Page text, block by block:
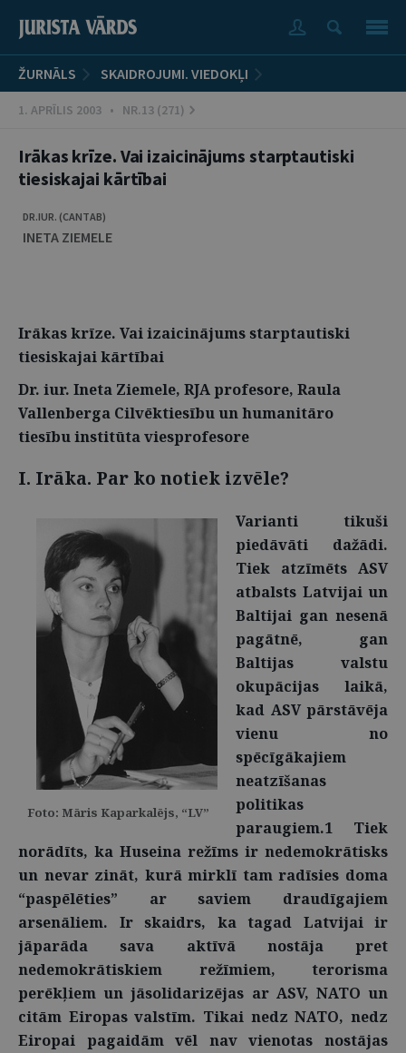
ŽURNĀLS SKAIDROJUMI. VIEDOKĻI
1. APRĪLIS 2003 • NR.13 (271)
Irākas krīze. Vai izaicinājums starptautiski
tiesiskajai kārtībai
DR.IUR. (CANTAB)
INETA ZIEMELE
Irākas krīze. Vai izaicinājums starptautiski
tiesiskajai kārtībai
Dr. iur. Ineta Ziemele, RJA profesore, Raula
Vallenberga Cilvēktiesību un humanitāro
tiesību institūta viesprofesore
I. Irāka. Par ko notiek izvēle?
Foto: Māris Kaparkalējs, “LV”
Varianti tikuši
piedāvāti dažādi.
Tiek atzīmēts ASV
atbalsts Latvijai un
Baltijai gan nesenā
pagātnē, gan
Baltijas valstu
okupācijas laikā,
kad ASV pārstāvēja
vienu no
spēcīgākajiem
neatzīšanas
politikas
paraugiem.1 Tiek
norādīts, ka Huseina režīms ir nedemokrātisks
un nevar zināt, kurā mirklī tam radīsies doma
“paspēlēties” ar saviem draudīgajiem
arsenāliem. Ir skaidrs, ka tagad Latvijai ir
jāparāda sava aktīvā nostāja pret
nedemokrātiskiem režīmiem, terorisma
perēkļiem un jāsolidarizējas ar ASV, NATO un
citām Eiropas valstīm. Tikai nedz NATO, nedz
Eiropai pagaidām vēl nav vienotas nostājas